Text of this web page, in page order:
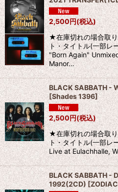
2,500円(税込)
★在庫切れの場合取
ト・タイトル(一部レ
"Born Again"
Manor…
BLACK SABBATH -
[Shades 1396]
2,500円(税込)
★在庫切れの場合取
ト・タイトル(一部レ
Live at Eulachhalle,
BLACK SABBATH -
1992(2CD)[